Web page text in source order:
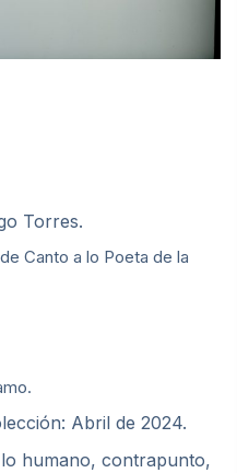
Torres.
Canto a lo Poeta de la
Abril de 2024.
humano, contrapunto,